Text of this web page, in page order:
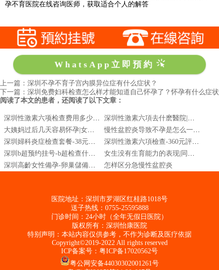
孕不育医院在线咨询医师，获取适合个人的解答
WhatsApp立即預約
上一篇：深圳不孕不育子宫内膜异位症有什么症状？
下一篇：深圳免费妇科检查怎么样才能知道自己怀孕了？怀孕有什么症状
阅读了本文的患者，还阅读了以下文章：
怎样区分急慢性盆腔炎
医院地址：深圳市罗湖区红桂路1018号
送子热线：0755-25595888
门诊时间：24小时（全年无假日医院）
版权所有：深圳怡康医院
特别声明：本站内容仅供参考，不作为诊断及医疗依据
Copyright©2019-2022 All rights reserved
ICP备案号： 粤ICP备17020562号
粤公网安备44030302001261号